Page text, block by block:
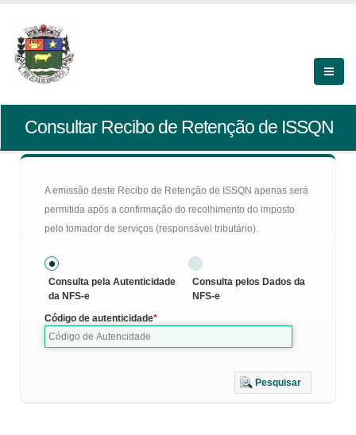
Consultar Recibo de Retenção de ISSQN
A emissão deste Recibo de Retenção de ISSQN apenas será
permitida após a confirmação do recolhimento do imposto
pelo tomador de serviços (responsável tributário).
Consulta pela Autenticidade
da NFS-e
Consulta pelos Dados da
NFS-e
Código de autenticidade
Pesquisar